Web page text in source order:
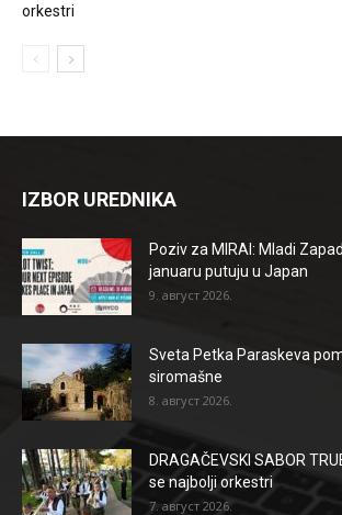
orkestri
IZBOR UREDNIKA
Poziv za MIRAI: Mladi
januaru putuju u Japan
9. август 2026.
Sveta Petka Paraskeva
siromašne
8. август 2026.
DRAGAČEVSKI SABOR
se najbolji orkestri
7. август 2026.